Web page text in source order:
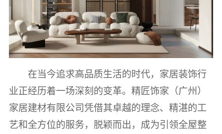
在当今追求高品质生活的时代，家居装饰行
业正经历着一场深刻的变革。精匠饰家（广州）
家居建材有限公司凭借其卓越的理念、精湛的工
艺和全方位的服务，脱颖而出，成为引领全屋整